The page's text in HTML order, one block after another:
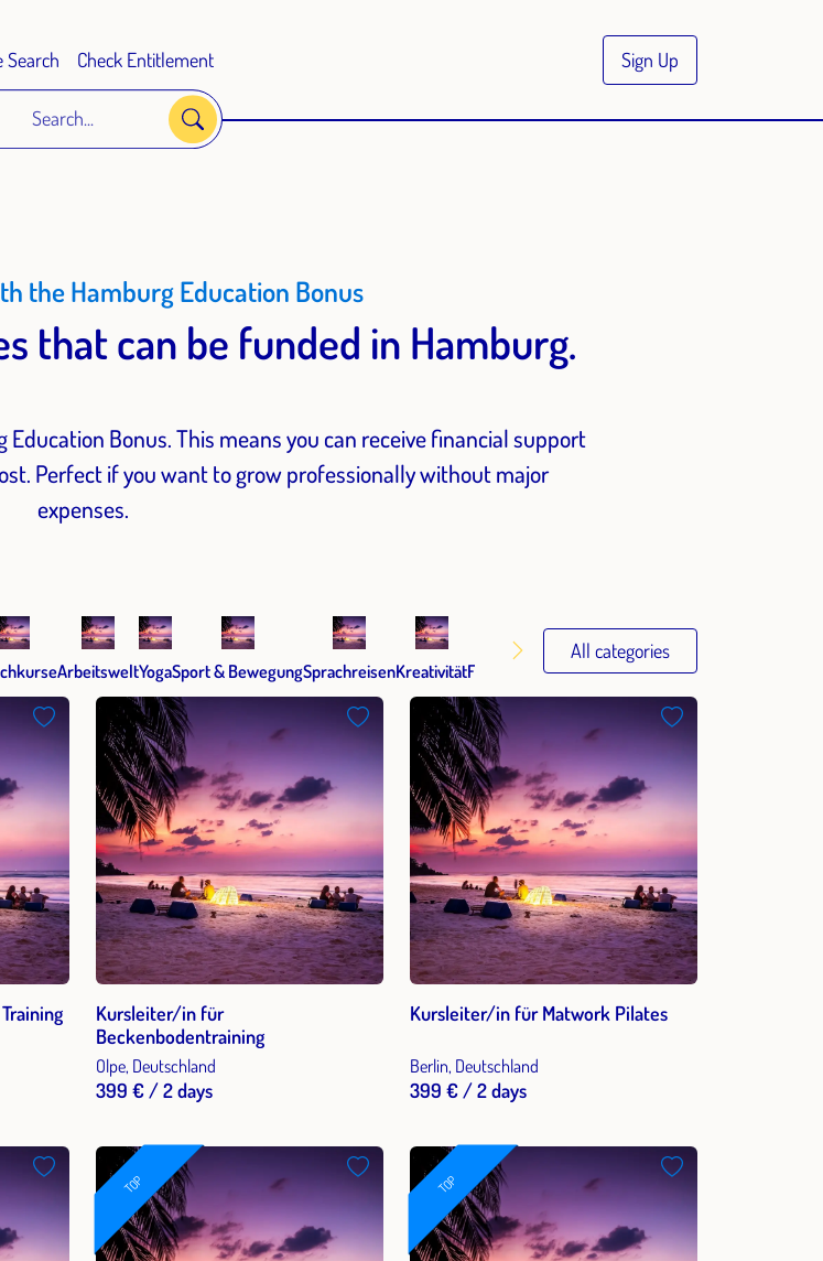
Search Check Entitlement
Search...
Sign Up
the Hamburg Education Bonus
that can be funded in Hamburg.
Bonus. This means you can receive financial support
Perfect if you want to grow professionally without major
expenses.
ArbeitsweltYogaSport & BewegungSprachreisenKreativitätFinanzen
Kursleiter/in für
Beckenbodentraining
Olpe, Deutschland
399 € / 2 days
Kursleiter/in für Matwork Pilates
Berlin, Deutschland
399 € / 2 days
TOP TOP